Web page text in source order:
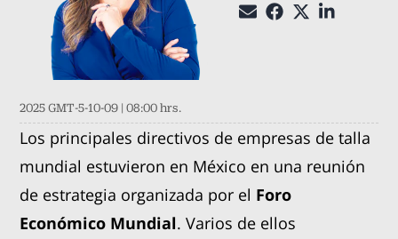
2025 GMT-5-10-09 | 08:00 hrs.
Los principales directivos de empresas de talla
mundial estuvieron en México en una reunión
de estrategia organizada por el Foro
Económico Mundial. Varios de ellos